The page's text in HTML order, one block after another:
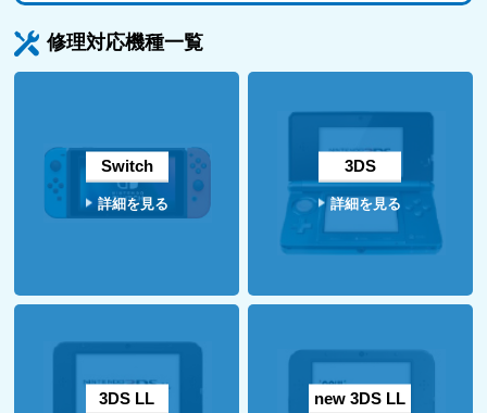
修理対応機種一覧
Switch
詳細を見る
3DS
詳細を見る
3DS LL new 3DS LL